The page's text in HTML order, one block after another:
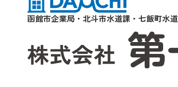
函館市企業局・北斗市水道課・七飯町水